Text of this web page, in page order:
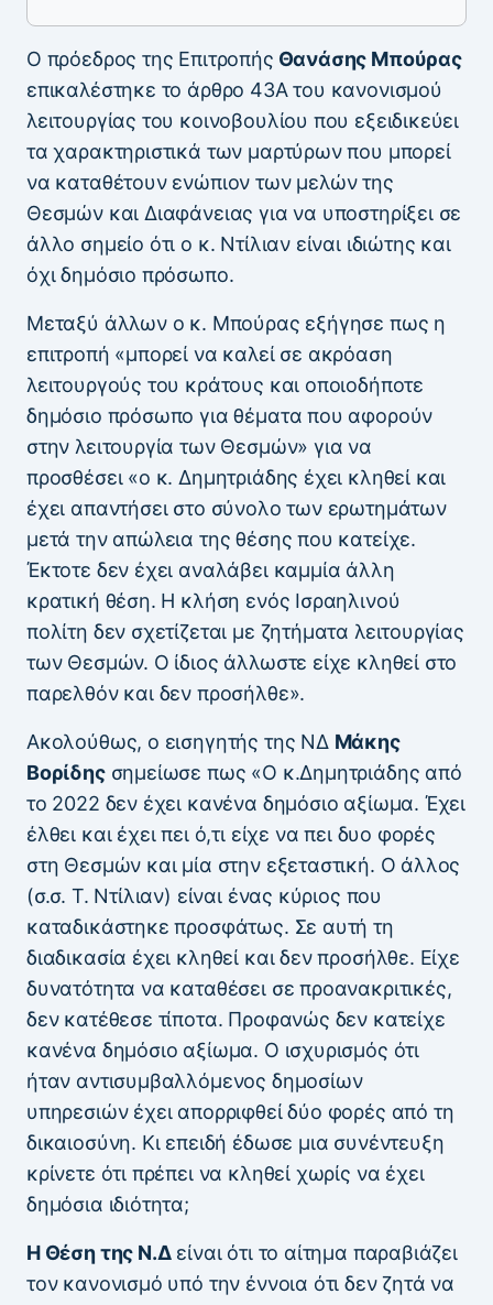
Ο πρόεδρος της Επιτροπής Θανάσης Μπούρας
επικαλέστηκε το άρθρο 43Α του κανονισμού
λειτουργίας του κοινοβουλίου που εξειδικεύει
τα χαρακτηριστικά των μαρτύρων που μπορεί
να καταθέτουν ενώπιον των μελών της
Θεσμών και Διαφάνειας για να υποστηρίξει σε
άλλο σημείο ότι ο κ. Ντίλιαν είναι ιδιώτης και
όχι δημόσιο πρόσωπο.
Μεταξύ άλλων ο κ. Μπούρας εξήγησε πως η
επιτροπή «μπορεί να καλεί σε ακρόαση
λειτουργούς του κράτους και οποιοδήποτε
δημόσιο πρόσωπο για θέματα που αφορούν
στην λειτουργία των Θεσμών» για να
προσθέσει «ο κ. Δημητριάδης έχει κληθεί και
έχει απαντήσει στο σύνολο των ερωτημάτων
μετά την απώλεια της θέσης που κατείχε.
Έκτοτε δεν έχει αναλάβει καμμία άλλη
κρατική θέση. Η κλήση ενός Ισραηλινού
πολίτη δεν σχετίζεται με ζητήματα λειτουργίας
των Θεσμών. Ο ίδιος άλλωστε είχε κληθεί στο
παρελθόν και δεν προσήλθε».
Ακολούθως, ο εισηγητής της ΝΔ Μάκης
Βορίδηςσημείωσε πως «Ο κ.Δημητριάδης από
το 2022 δεν έχει κανένα δημόσιο αξίωμα. Έχει
έλθει και έχει πει ό,τι είχε να πει δυο φορές
στη Θεσμών και μία στην εξεταστική. Ο άλλος
(σ.σ. Τ. Ντίλιαν) είναι ένας κύριος που
καταδικάστηκε προσφάτως. Σε αυτή τη
διαδικασία έχει κληθεί και δεν προσήλθε. Είχε
δυνατότητα να καταθέσει σε προανακριτικές,
δεν κατέθεσε τίποτα. Προφανώς δεν κατείχε
κανένα δημόσιο αξίωμα. Ο ισχυρισμός ότι
ήταν αντισυμβαλλόμενος δημοσίων
υπηρεσιών έχει απορριφθεί δύο φορές από τη
δικαιοσύνη. Κι επειδή έδωσε μια συνέντευξη
κρίνετε ότι πρέπει να κληθεί χωρίς να έχει
δημόσια ιδιότητα;
Η Θέση της Ν.Δείναι ότι το αίτημα παραβιάζει
τον κανονισμό υπό την έννοια ότι δεν ζητά να